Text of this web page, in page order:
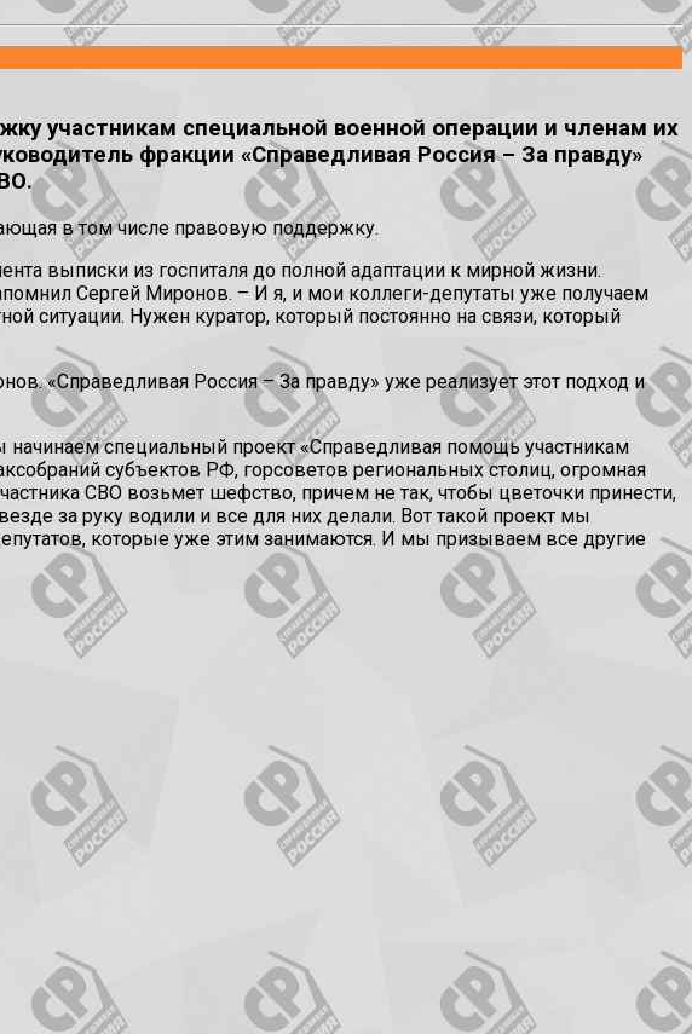
участникам специальной военной операции и членам их
фракции «Справедливая Россия – За правду»
в том числе правовую поддержку.
выписки из госпиталя до полной адаптации к мирной жизни.
Сергей Миронов. – И я, и мои коллеги-депутаты уже получаем
ситуации. Нужен куратор, который постоянно на связи, который
«Справедливая Россия – За правду» уже реализует этот подход и
специальный проект «Справедливая помощь участникам
субъектов РФ, горсоветов региональных столиц, огромная
СВО возьмет шефство, причем не так, чтобы цветочки принести,
за руку водили и все для них делали. Вот такой проект мы
которые уже этим занимаются. И мы призываем все другие